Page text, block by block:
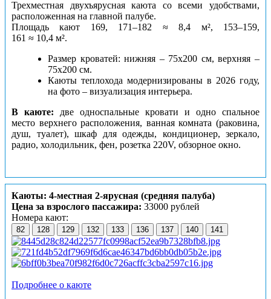
Трехместная двухъярусная каюта со всеми удобствами,
расположенная на главной палубе.
Площадь кают 169, 171–182 ≈ 8,4 м², 153–159,
161 ≈ 10,4 м².
Размер кроватей: нижняя – 75х200 см, верхняя –
75х200 см.
Каюты теплохода модернизированы в 2026 году,
на фото – визуализация интерьера.
В каюте: две односпальные кровати и одно спальное
место верхнего расположения, ванная комната (раковина,
душ, туалет), шкаф для одежды, кондиционер, зеркало,
радио, холодильник, фен, розетка 220V, обзорное окно.
Каюты: 4-местная 2-ярусная (средняя палуба)
Цена за взрослого пассажира: 33000 рублей
Номера кают:
82 128 129 132 133 136 137 140 141
Подробнее о каюте